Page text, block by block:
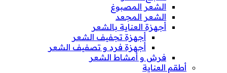
الشعر المصبوغ
الشعر المجعد
أجهزة العناية بالشعر
أجهزة تجفيف الشعر
أجهزة فرد و تصفيف الشعر
فرش و أمشاط الشعر
أطقم العناية